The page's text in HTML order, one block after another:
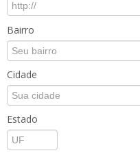
Bairro
Cidade
Estado